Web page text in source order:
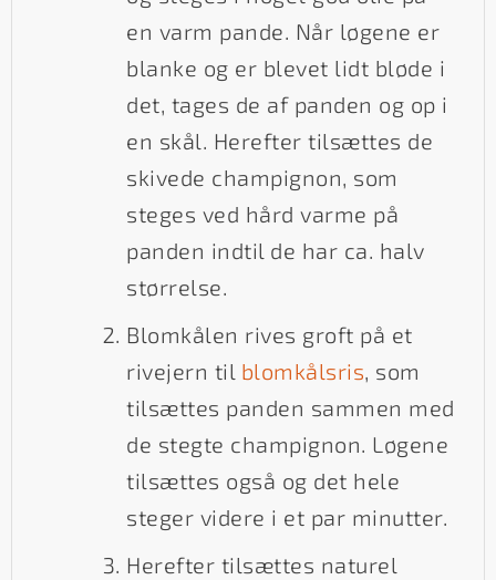
en varm pande. Når løgene er
blanke og er blevet lidt bløde i
det, tages de af panden og op i
en skål. Herefter tilsættes de
skivede champignon, som
steges ved hård varme på
panden indtil de har ca. halv
størrelse.
Blomkålen rives groft på et
rivejern til blomkålsris, som
tilsættes panden sammen med
de stegte champignon. Løgene
tilsættes også og det hele
steger videre i et par minutter.
Herefter tilsættes naturel